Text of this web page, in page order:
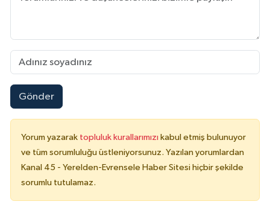
Gönder
Yorum yazarak topluluk kurallarımızı kabul etmiş bulunuyor
ve tüm sorumluluğu üstleniyorsunuz. Yazılan yorumlardan
Kanal 45 - Yerelden-Evrensele Haber Sitesi hiçbir şekilde
sorumlu tutulamaz.